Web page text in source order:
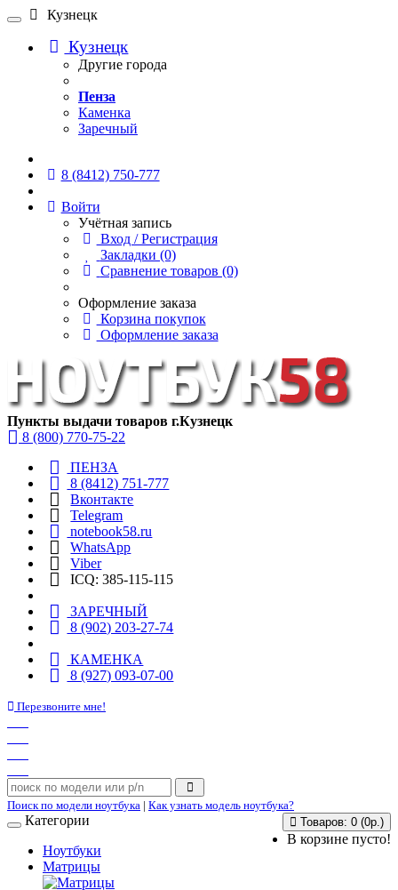
Кузнецк
Кузнецк
Другие города
Пенза
Каменка
Заречный
8 (8412) 750-777
Войти
Учётная запись
Вход / Регистрация
Закладки (0)
Сравнение товаров (0)
Оформление заказа
Корзина покупок
Оформление заказа
Пункты выдачи товаров г.Кузнецк
8 (800) 770-75-22
ПЕНЗА
8 (8412) 751-777
Вконтакте
Telegram
notebook58.ru
WhatsApp
Viber
ICQ: 385-115-115
ЗАРЕЧНЫЙ
8 (902) 203-27-74
КАМЕНКА
8 (927) 093-07-00
Перезвоните мне!
Поиск по модели ноутбука | Как узнать модель ноутбука?
Товаров: 0 (0р.)
В корзине пусто!
Категории
Ноутбуки
Матрицы